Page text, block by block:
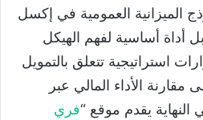
الميزانية العمومية في إكسل
أساسية لفهم الهيكل
استراتيجية تتعلق بالتمويل
مقارنة الأداء المالي عبر
يقدم موقع “فري